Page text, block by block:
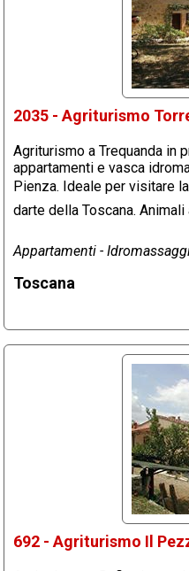
2035 - Agriturismo
Agriturismo a Trequanda in
appartamenti e vasca
Pienza. Ideale per visitare
darte della Toscana.
Appartamenti -
Toscana
692 - Agriturismo Il